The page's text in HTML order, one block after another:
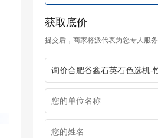
获取底价
提交后，商家将派代表为您专人服务